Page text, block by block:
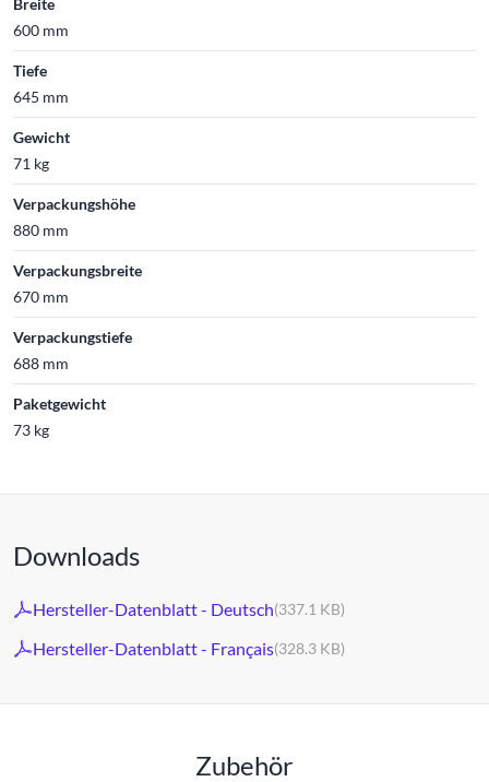
600 mm
Tiefe
645 mm
Gewicht
71 kg
Verpackungshöhe
880 mm
Verpackungsbreite
670 mm
Verpackungstiefe
688 mm
Paketgewicht
73 kg
Downloads
Hersteller-Datenblatt - Deutsch(337.1 KB)
Hersteller-Datenblatt - Français(328.3 KB)
Zubehör